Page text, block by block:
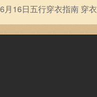
是什么查询
月16日五行穿衣指南 穿衣
配